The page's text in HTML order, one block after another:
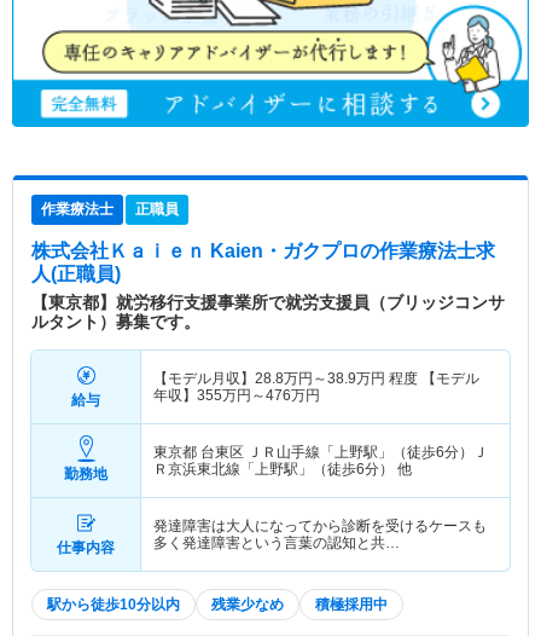
作業療法士 正職員
株式会社Ｋａｉｅｎ Kaien・ガクプロの作業療法士求
人(正職員)
【東京都】就労移行支援事業所で就労支援員（ブリッジコンサ
ルタント）募集です。
給与
【モデル月収】 28.8万円～38.9万円 程度 【モデル
年収】 355万円～476万円
勤務地
東京都 台東区 ＪＲ山手線「上野駅」（徒歩6分）Ｊ
Ｒ京浜東北線「上野駅」（徒歩6分） 他
仕事内容
発達障害は大人になってから診断を受けるケースも
多く発達障害という言葉の認知と共…
駅から徒歩10分以内 残業少なめ 積極採用中